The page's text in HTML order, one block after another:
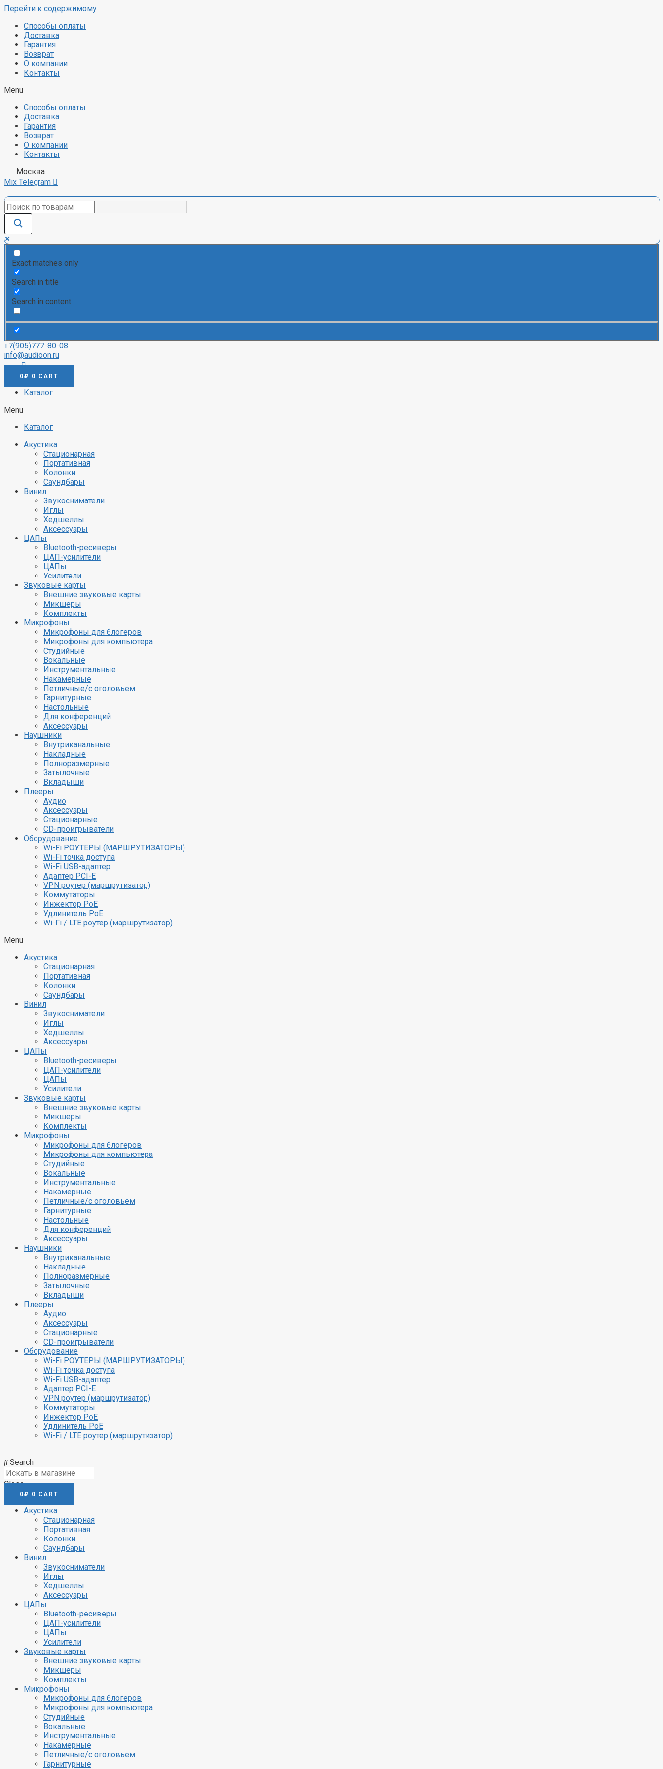
Перейти к содержимому
Способы оплаты
Доставка
Гарантия
Возврат
О компании
Контакты
Menu
Способы оплаты
Доставка
Гарантия
Возврат
О компании
Контакты
Москва
Mix Telegram
Exact matches only
Search in title
Search in content
+7(905)777-80-08
info@audioon.ru
0₽ 0 CART
Каталог
Menu
Каталог
Акустика
Стационарная
Портативная
Колонки
Саундбары
Винил
Звукосниматели
Иглы
Хедшеллы
Аксессуары
Акустика
Стационарная
Портативная
Колонки
Саундбары
Винил
Звукосниматели
Иглы
Хедшеллы
Аксессуары
ЦАПы
Bluetooth-ресиверы
ЦАП-усилители
ЦАПы
Усилители
Звуковые карты
Внешние звуковые карты
Микшеры
Комплекты
Микрофоны
Микрофоны для блогеров
Микрофоны для компьютера
Студийные
Вокальные
Инструментальные
Накамерные
Петличные/с оголовьем
Гарнитурные
Настольные
Для конференций
Аксессуары
Наушники
Внутриканальные
Накладные
Полноразмерные
Затылочные
Вкладыши
Плееры
Аудио
Аксессуары
Стационарные
CD-проигрыватели
Оборудование
Wi-Fi РОУТЕРЫ (МАРШРУТИЗАТОРЫ)
Wi-Fi точка доступа
Wi-Fi USB-адаптер
Адаптер PCI-E
VPN роутер (маршрутизатор)
Коммутаторы
Инжектор PoE
Удлинитель PoE
Wi-Fi / LTE роутер (маршрутизатор)
Menu
Акустика
Стационарная
Портативная
Колонки
Саундбары
Винил
Звукосниматели
Иглы
Хедшеллы
Аксессуары
ЦАПы
Bluetooth-ресиверы
ЦАП-усилители
ЦАПы
Усилители
Звуковые карты
Внешние звуковые карты
Микшеры
Комплекты
Микрофоны
Микрофоны для блогеров
Микрофоны для компьютера
Студийные
Вокальные
Инструментальные
Накамерные
Петличные/с оголовьем
Гарнитурные
Настольные
Для конференций
Аксессуары
Наушники
Внутриканальные
Накладные
Полноразмерные
Затылочные
Вкладыши
Плееры
Аудио
Аксессуары
Стационарные
CD-проигрыватели
Оборудование
Wi-Fi РОУТЕРЫ (МАРШРУТИЗАТОРЫ)
Wi-Fi точка доступа
Wi-Fi USB-адаптер
Адаптер PCI-E
VPN роутер (маршрутизатор)
Коммутаторы
Инжектор PoE
Удлинитель PoE
Wi-Fi / LTE роутер (маршрутизатор)
Search
Close
0₽ 0 CART
Акустика
Стационарная
Портативная
Колонки
Саундбары
Винил
Звукосниматели
Иглы
Хедшеллы
Аксессуары
ЦАПы
Bluetooth-ресиверы
ЦАП-усилители
ЦАПы
Усилители
Звуковые карты
Внешние звуковые карты
Микшеры
Комплекты
Микрофоны
Микрофоны для блогеров
Микрофоны для компьютера
Студийные
Вокальные
Инструментальные
Накамерные
Петличные/с оголовьем
Гарнитурные